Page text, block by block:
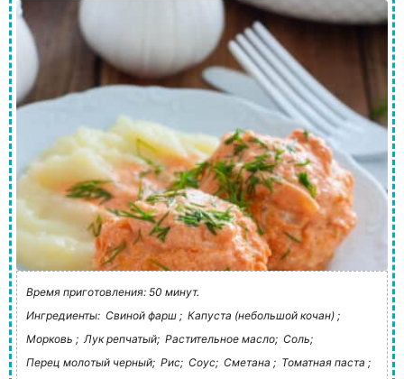
Время приготовления: 50 минут.
Ингредиенты: Свиной фарш ; Капуста (небольшой кочан) ;
Морковь ; Лук репчатый; Растительное масло; Соль;
Перец молотый черный; Рис; Соус; Сметана ; Томатная паста ;